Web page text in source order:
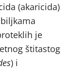
(akaricida)
je
štitastog
) i